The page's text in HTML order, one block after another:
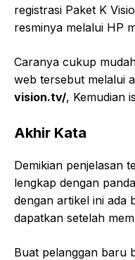
registrasi Paket K
resminya melalui HP
Caranya cukup
web tersebut melalui
vision.tv/, Kemudian
Akhir Kata
Demikian penjelasan
lengkap dengan
dengan artikel ini ada
dapatkan setelah
Buat pelanggan baru